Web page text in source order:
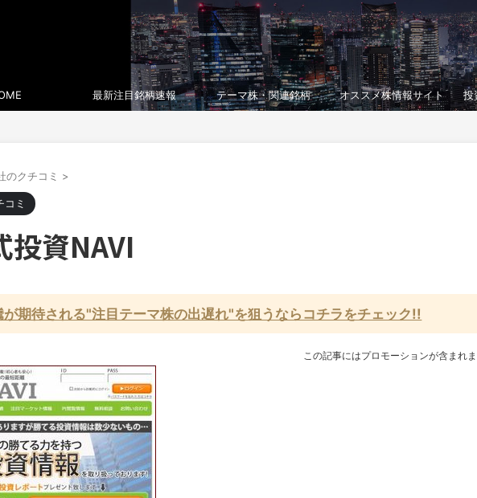
最新注目銘柄速報 テーマ株・関連銘柄 オススメ株情報サイト 投
のクチコミ >
ミ
投資NAVI
が期待される"注目テーマ株の出遅れ"を狙うならコチラをチェック!!
この記事にはプロモーションが含まれま